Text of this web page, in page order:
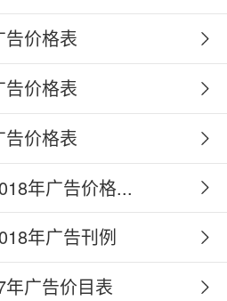
价格表
价格表
价格表
年广告价格...
年广告刊例
广告价目表